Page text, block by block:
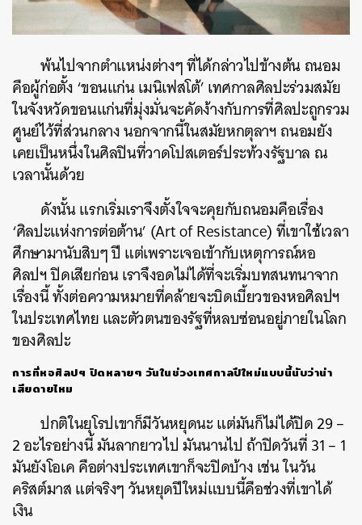
พ้นไปจากตำแหน่งต่างๆ ที่ได้กล่าวไปข้างต้น ถนอม
คือผู้ก่อตั้ง ‘ขอนแก่น เมนิเฟสโต้’ เทศกาลศิลปะร่วมสมัย
ในจังหวัดขอนแก่นที่มุ่งมั่นจะคัดง้างกับการที่ศิลปะถูกรวม
ศูนย์ไว้ที่ส่วนกลาง นอกจากนี้ในสมัยหกตุลาฯ ถนอมยัง
เคยเป็นหนึ่งในศิลปินที่วาดโปสเตอร์ประท้วงรัฐบาล ณ
เวลานั้นด้วย
ดังนั้น แรกเริ่มเราจึงตั้งใจจะคุยกับถนอมคือเรื่อง
‘ศิลปะแห่งการต่อต้าน’ (Art of Resistance) ที่เขาใช้เวลา
ศึกษามานับสิบๆ ปี แต่เพราะเจอเข้ากับเหตุการณ์หอ
ศิลปฯ ปิดเสียก่อน เราจึงอดไม่ได้ที่จะเริ่มบทสนทนาจาก
เรื่องนี้ ทั้งต่อความหมายที่คล้ายจะบิดเบี้ยวของหอศิลปฯ
ในประเทศไทย และตัวตนของรัฐที่หลบซ่อนอยู่ภายในโลก
ของศิลปะ
การที่หอศิลปฯ ปิดหลายๆ วันในช่วงเทศกาลปีใหม่แบบนี้นับว่าน่า
เสียดายไหม
ปกติในยุโรปเขาก็มีวันหยุดนะแต่มันก็ไม่ได้ปิด29 –
2อะไรอย่างนี้มันลากยาวไปมันนานไป ถ้าปิดวันที่31 – 1
มันยังโอเคคือต่างประเทศเขาก็จะปิดบ้างเช่นในวัน
คริสต์มาสแต่จริงๆ วันหยุดปีใหม่แบบนี้คือช่วงที่เขาได้
เงิน